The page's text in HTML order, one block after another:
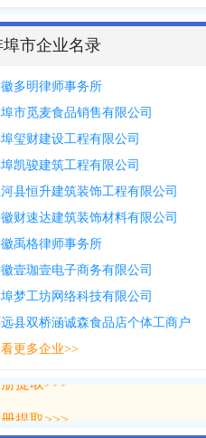
埠市企业名录
多明律师事务所
市觅麦食品销售有限公司
玺财建设工程有限公司
凯骏建筑工程有限公司
县恒升建筑装饰工程有限公司
财速达建筑装饰材料有限公司
禹格律师事务所
壹珈壹电子商务有限公司
梦工坊网络科技有限公司
县双桥涵诚森食品店个体工商户
更多企业>>